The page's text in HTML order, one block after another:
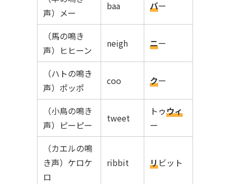
声）メー
baa バー
（馬の鳴き
声）ヒヒーン
neigh ニー
（ハトの鳴き
声）ポッポ
coo クー
（小鳥の鳴き
声）ピーピー
tweet
トゥウィ
ー
（カエルの鳴
き声）ケロケ
ロ
ribbit リビット